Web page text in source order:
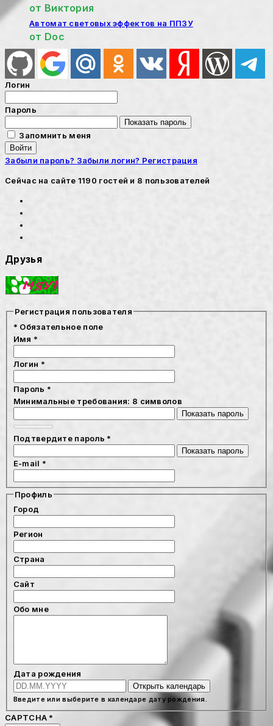
от Виктория
Автомат световых эффектов на ППЗУ
от Doc
Логин
Пароль
Показать пароль
Запомнить меня
Войти
Забыли пароль? Забыли логин? Регистрация
Сейчас на сайте 1190 гостей и 8 пользователей
Друзья
Регистрация пользователя
* Обязательное поле
Имя *
Логин *
Пароль *
Минимальные требования: 8 символов
Показать пароль
Подтвердите пароль *
Показать пароль
E-mail *
Профиль
Город
Регион
Страна
Сайт
Обо мне
Дата рождения
Открыть календарь
Введите или выберите в календаре дату рождения.
CAPTCHA *